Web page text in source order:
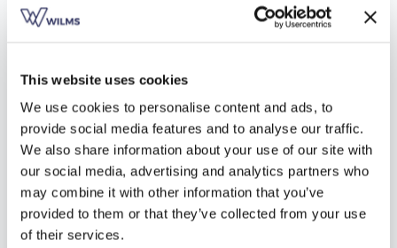
This website uses cookies
We use cookies to personalise content and ads, to
provide social media features and to analyse our traffic.
We also share information about your use of our site with
our social media, advertising and analytics partners who
may combine it with other information that you’ve
provided to them or that they’ve collected from your use
of their services.
Téléchargez ici